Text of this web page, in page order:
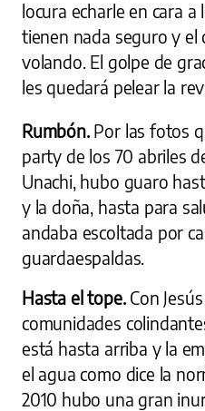
locura echarle en cara
tienen nada seguro y el
volando. El golpe de
les quedará pelear la
Rumbón. Por las fotos
party de los 70 abriles
Unachi, hubo guaro
y la doña, hasta para
andaba escoltada por
guardaespaldas.
Hasta el tope. Con
comunidades
está hasta arriba y la
el agua como dice la
2010 hubo una gran